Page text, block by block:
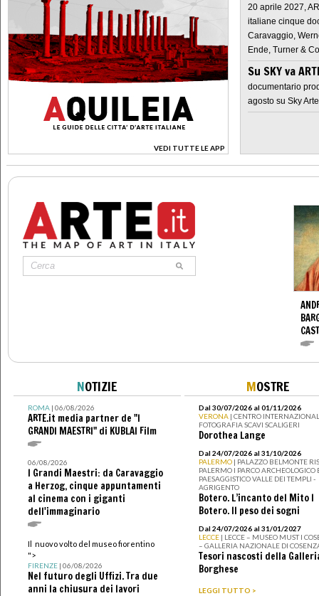
VEDI TUTTE LE APP
>
20 aprile 2027,
italiane cinque
Caravaggio,
Ende, Turner &
Su SKY va
documentario
agosto su Sky Arte
NOTIZIE
ROMA| 06/08/2026
ARTE.it media partner de "I
GRANDI MAESTRI" di KUBLAI Film
06/08/2026
I Grandi Maestri: da Caravaggio
a Herzog, cinque appuntamenti
al cinema con i giganti
dell'immaginario
Il nuovo volto del museo fiorentino
">
FIRENZE| 06/08/2026
Nel futuro degli Uffizi. Tra due
anni la chiusura dei lavori
MOSTRE
Dal 30/07/2026 al 01/11/2026
VERONA | CENTRO
FOTOGRAFIA SCAVI SCALIGERI
Dorothea Lange
Dal 24/07/2026 al 31/10/2026
PALERMO | PALAZZO BELMONTE
PALERMO I PARCO ARCHEOLOGICO
PAESAGGISTICO VALLE DEI TEMPLI -
AGRIGENTO
Botero. L’incanto del Mito I
Botero. Il peso dei sogni
Dal 24/07/2026 al 31/01/2027
LECCE | LECCE – MUSEO MUST I
– GALLERIA NAZIONALE DI
Tesori nascosti della
Borghese
LEGGI TUTTO >